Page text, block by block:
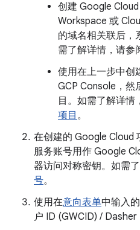
创建 Google
Workspace 或
的域名相关联后，
需了解详情，请参
使用在上一步中创
GCP Console，然
目。如需了解详情
项目 。
在创建的 Google Cloud
服务账号用作 Google
器访问对称密钥。如需
号。
使用在意向表单中输入
户 ID (GWCID) / Dasher